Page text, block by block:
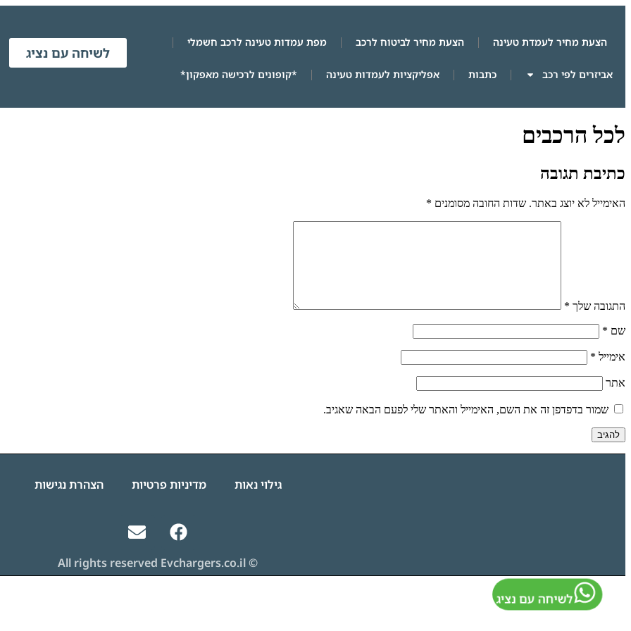
הצעת מחיר לעמדת טעינה הצעת מחיר לביטוח לרכב מפת עמדות טעינה לרכב חשמלי
אביזרים לפי רכב כתבות אפליקציות לעמדות טעינה *קופונים לרכישה מאפקון*
לשיחה עם נציג
לכל הרכבים
כתיבת תגובה
האימייל לא יוצג באתר. שדות החובה מסומנים *
התגובה שלך *
שם *
אימייל *
אתר
שמור בדפדפן זה את השם, האימייל והאתר שלי לפעם הבאה שאגיב.
גילוי נאות מדיניות פרטיות הצהרת נגישות
© All rights reserved Evchargers.co.il
לשיחה עם נציג